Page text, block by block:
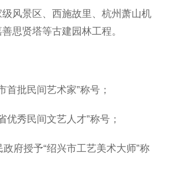
风景区、西施故里、杭州萧山机
思贤塔等古建园林工程。
首批民间艺术家”称号；
优秀民间文艺人才”称号；
府授予“绍兴市工艺美术大师”称